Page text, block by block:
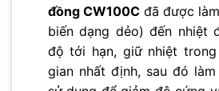
đồng CW100Cđã được
biến dạng dẻo) đến nhiệt
độ tới hạn, giữ nhiệt
gian nhất định, sau đó